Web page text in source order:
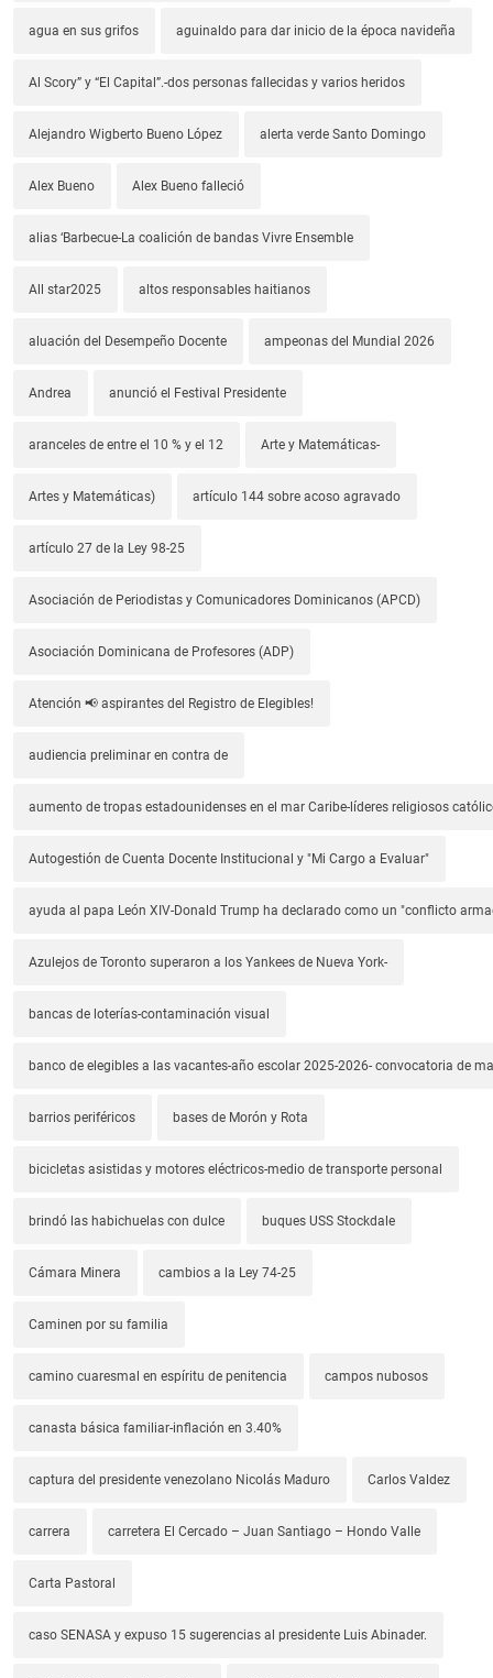
agua en sus grifos aguinaldo para dar inicio de la época navideña
Al Scory” y “El Capital”.-dos personas fallecidas y varios heridos
Alejandro Wigberto Bueno López alerta verde Santo Domingo
Alex Bueno Alex Bueno falleció
alias ‘Barbecue-La coalición de bandas Vivre Ensemble
All star2025 altos responsables haitianos
aluación del Desempeño Docente ampeonas del Mundial 2026
Andrea anunció el Festival Presidente
aranceles de entre el 10 % y el 12 Arte y Matemáticas-
Artes y Matemáticas) artículo 144 sobre acoso agravado
artículo 27 de la Ley 98-25
Asociación de Periodistas y Comunicadores Dominicanos (APCD)
Asociación Dominicana de Profesores (ADP)
Atención 📢 aspirantes del Registro de Elegibles!
audiencia preliminar en contra de
aumento de tropas estadounidenses en el mar Caribe-líderes religiosos
Autogestión de Cuenta Docente Institucional y "Mi Cargo a Evaluar"
ayuda al papa León XIV-Donald Trump ha declarado como un "conflicto
Azulejos de Toronto superaron a los Yankees de Nueva York-
bancas de loterías-contaminación visual
banco de elegibles a las vacantes-año escolar 2025-2026- convocatoria de
barrios periféricos bases de Morón y Rota
bicicletas asistidas y motores eléctricos-medio de transporte personal
brindó las habichuelas con dulce buques USS Stockdale
Cámara Minera cambios a la Ley 74-25
Caminen por su familia
camino cuaresmal en espíritu de penitencia campos nubosos
canasta básica familiar-inflación en 3.40%
captura del presidente venezolano Nicolás Maduro Carlos Valdez
carrera carretera El Cercado – Juan Santiago – Hondo Valle
Carta Pastoral
caso SENASA y expuso 15 sugerencias al presidente Luis Abinader.